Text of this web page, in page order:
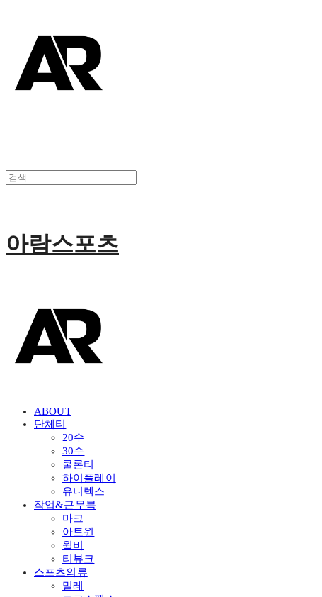
아람스포츠
ABOUT
단체티
20수
30수
쿨론티
하이플레이
유니렉스
작업&근무복
마크
아트윈
윌비
티뷰크
스포츠의류
밀레